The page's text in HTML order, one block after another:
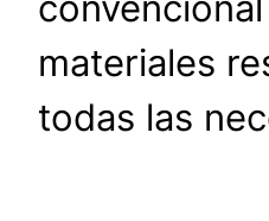
materiales
todas las